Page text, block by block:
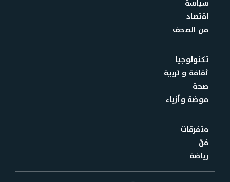
سياسة
اقتصاد
من الصحف
تكنولوجيا
ثقافة و تربية
صحة
موضة وأزياء
متفرقات
فنّ
رياضة